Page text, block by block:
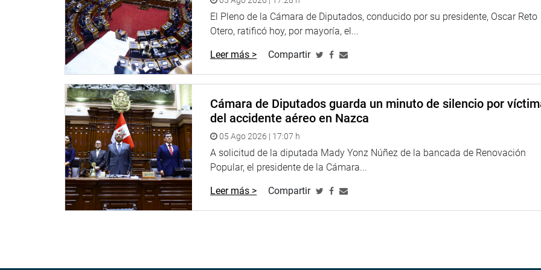
El Pleno de la Cámara de Diputados, conducido por su presidente, Oscar Reto
Otero, ratificó hoy, por mayoría, el...
Leer más > Compartir
Cámara de Diputados guarda un minuto de silencio por
del accidente aéreo en Nazca
05 Ago 2026 | 17:07 h
A solicitud de la diputada Mady Yonz Núñez de la bancada de Renovación
Popular, el presidente de la Cámara...
Leer más > Compartir